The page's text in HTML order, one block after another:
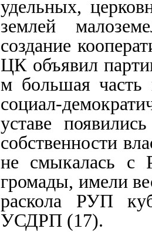
удельных,
землей
создание
ЦК объявил
м большая
социал-
уставе
собственности
не смыкалась с
громады, имели
раскола РУП
УСДРП (17).